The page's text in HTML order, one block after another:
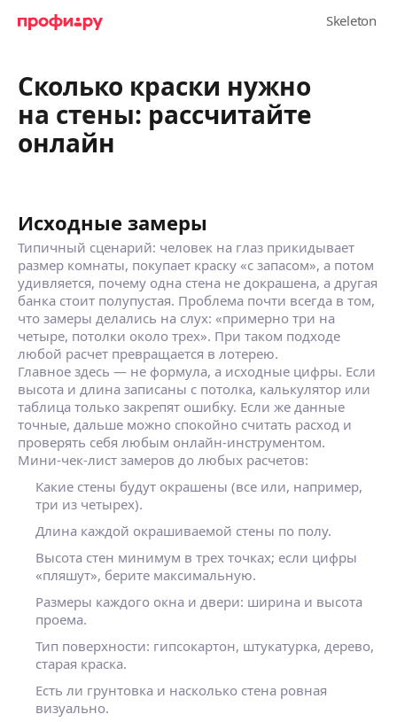
Сколько краски нужно
на стены: рассчитайте
онлайн
Исходные замеры
Типичный сценарий: человек на глаз прикидывает
размер комнаты, покупает краску «с запасом», а потом
удивляется, почему одна стена не докрашена, а другая
банка стоит полупустая. Проблема почти всегда в том,
что замеры делались на слух: «примерно три на
четыре, потолки около трех». При таком подходе
любой расчет превращается в лотерею.
Главное здесь — не формула, а исходные цифры. Если
высота и длина записаны с потолка, калькулятор или
таблица только закрепят ошибку. Если же данные
точные, дальше можно спокойно считать расход и
проверять себя любым онлайн‑инструментом.
Мини‑чек‑лист замеров до любых расчетов:
Какие стены будут окрашены (все или, например,
три из четырех).
Длина каждой окрашиваемой стены по полу.
Высота стен минимум в трех точках; если цифры
«пляшут», берите максимальную.
Размеры каждого окна и двери: ширина и высота
проема.
Тип поверхности: гипсокартон, штукатурка, дерево,
старая краска.
Есть ли грунтовка и насколько стена ровная
визуально.